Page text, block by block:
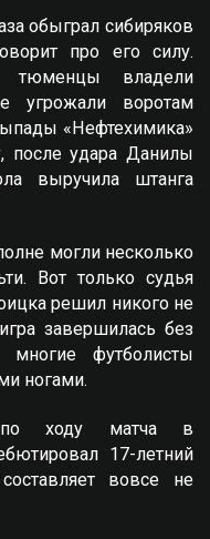
обыграл сибиряков
про его силу.
тюменцы владели
угрожали воротам
«Нефтехимика»
после удара Данилы
выручила штанга
могли несколько
Вот только судья
решил никого не
завершилась без
футболисты
ногами.
ходу матча в
17-летний
вовсе не